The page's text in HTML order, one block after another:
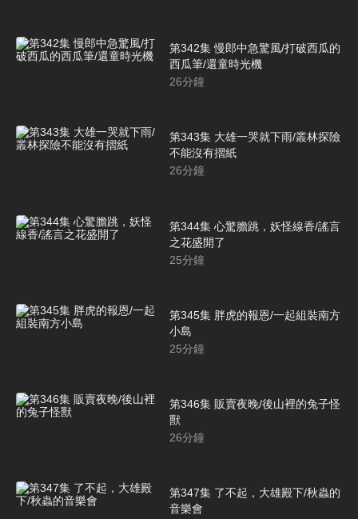
第342集 慢郎中急驚風/打破西瓜的
西瓜筆/還童時光機
26分鐘
第343集 大雄一哭就下雨/叢林探險
不能沒有摺紙
26分鐘
第344集 心驚膽跳，妖怪線香/謠言
之花盛開了
25分鐘
第345集 胖虎的報恩/一起組裝南方
小島
25分鐘
第346集 販賣夜晚/後山裡的兔子怪
獸
26分鐘
第347集 了不起，大雄殿下/秋蟲的
音樂會